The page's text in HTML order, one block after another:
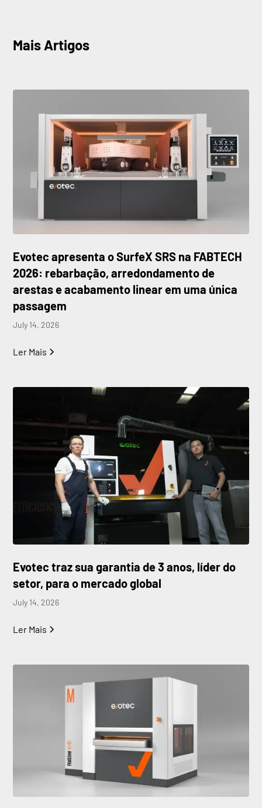
Mais Artigos
Evotec apresenta o SurfeX SRS na FABTECH
2026: rebarbação, arredondamento de
arestas e acabamento linear em uma única
passagem
July 14, 2026
Ler Mais
Evotec traz sua garantia de 3 anos, líder do
setor, para o mercado global
July 14, 2026
Ler Mais